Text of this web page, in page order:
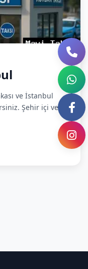
ve İstanbul
Şehir içi ve